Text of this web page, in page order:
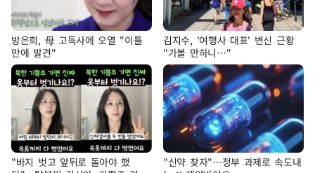
방은희, 母 고독사에 오열 "이틀
만에 발견"
김지수, '여행사 대표' 변신 근황
"가볼 만하니…"
"바지 벗고 앞뒤로 돌아야 했
"신약 찾자"…정부 과제로 속도내